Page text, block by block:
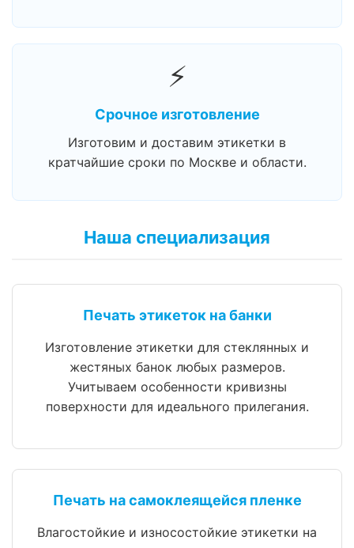
⚡
Срочное изготовление
Изготовим и доставим этикетки в
кратчайшие сроки по Москве и области.
Наша специализация
Печать этикеток на банки
Изготовление этикетки для стеклянных и
жестяных банок любых размеров.
Учитываем особенности кривизны
поверхности для идеального прилегания.
Печать на самоклеящейся пленке
Влагостойкие и износостойкие этикетки на